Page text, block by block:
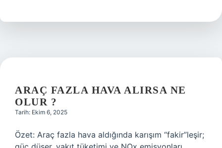
ARAÇ FAZLA HAVA ALIRSA NE
OLUR ?
Tarih: Ekim 6, 2025
Özet: Araç fazla hava aldığında karışım “fakir”leşir;